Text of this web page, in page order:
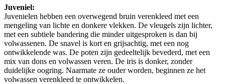
Juveniel:
Juvenielen hebben een overwegend bruin verenkleed met een
mengeling van lichte en donkere vlekken. De vleugels zijn lichter,
met een subtiele bandering die minder uitgesproken is dan bij
volwassenen. De snavel is kort en grijsachtig, met een nog
ontwikkelende was. De poten zijn gedeeltelijk bevederd, met een
mix van dons en volwassen veren. De iris is donker, zonder
duidelijke oogring. Naarmate ze ouder worden, beginnen ze het
volwassen verenkleed te ontwikkelen.